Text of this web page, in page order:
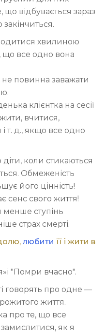
відбувається зараз
хвилиною
все одно вона
повинна заважати
клієнтка на сесії
вчитися,
т. д., якщо все одно
коли стикаються
Обмеженість
його цінність!
сенс свого життя!
менше ступінь
страх смерті.
любити її і жити в
"Помри вчасно".
говорять про одне —
життя.
про те, що все
як я